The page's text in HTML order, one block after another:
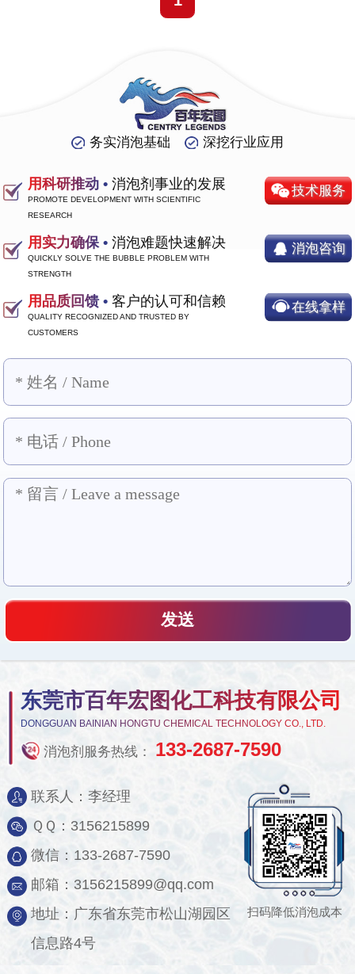
务实消泡基础 深挖行业应用
用科研推动 • 消泡剂事业的发展
PROMOTE DEVELOPMENT WITH SCIENTIFIC
RESEARCH
用实力确保 • 消泡难题快速解决
QUICKLY SOLVE THE BUBBLE PROBLEM WITH
STRENGTH
用品质回馈 • 客户的认可和信赖
QUALITY RECOGNIZED AND TRUSTED BY
CUSTOMERS
技术服务
消泡咨询
在线拿样
东莞市百年宏图化工科技有限公司
DONGGUAN BAINIAN HONGTU CHEMICAL TECHNOLOGY CO., LTD.
消泡剂服务热线： 133-2687-7590
联系人：李经理
ＱＱ：3156215899
微信：133-2687-7590
邮箱：3156215899@qq.com
地址：广东省东莞市松山湖园区
信息路4号
扫码降低消泡成本